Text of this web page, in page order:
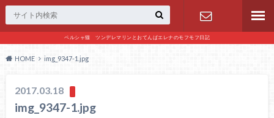
ペルシャ猫 ツンデレマリンとおてんばエレナのモフモフ日記
お問い合わ
HOME img_9347-1.jpg
2017.03.18
img_9347-1.jpg